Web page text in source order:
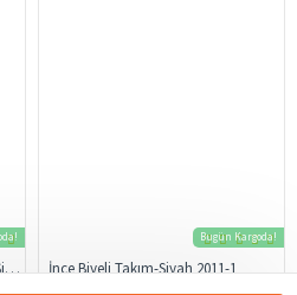
İspanyol Paça Kumaş Pantolon Siyah 206
Bugün Kargoda!
İnce Biyeli Takım-Siyah 2011-1